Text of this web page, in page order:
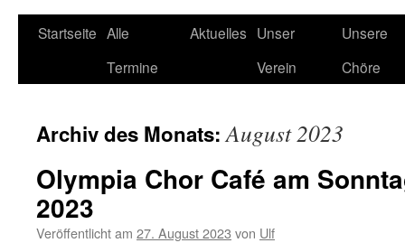
Startseite Alle
Termine
Aktuelles Unser
Verein
Unsere
Chöre
Archiv des Monats:August 2023
Olympia Chor Café am
2023
Veröffentlicht am 27. August 2023 von Ulf